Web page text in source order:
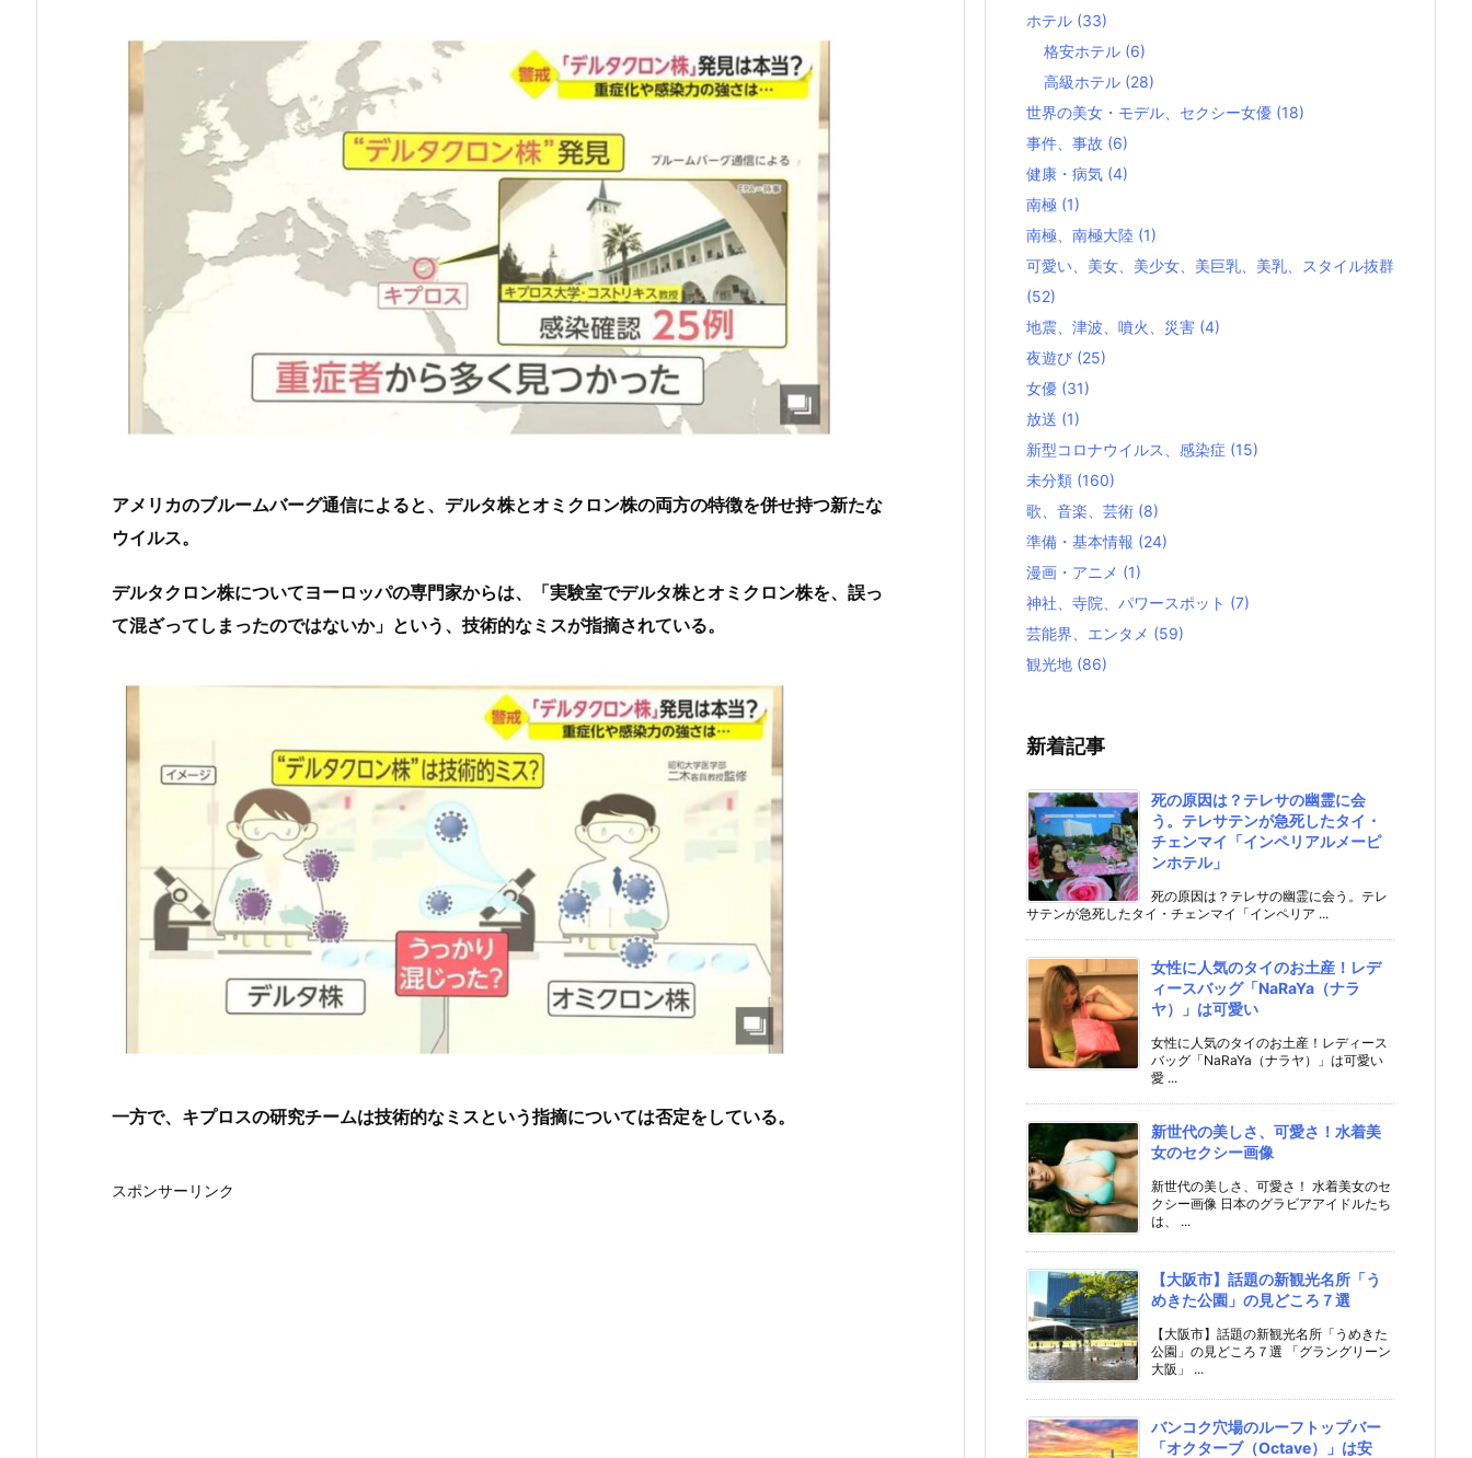
アメリカのブルームバーグ通信によると、デルタ株とオミクロン株の両方の特徴を併せ持つ新たな
ウイルス。
デルタクロン株についてヨーロッパの専門家からは、「実験室でデルタ株とオミクロン株を、誤っ
て混ざってしまったのではないか」という、技術的なミスが指摘されている。
一方で、キプロスの研究チームは技術的なミスという指摘については否定をしている。
スポンサーリンク
ホテル (33)
格安ホテル (6)
高級ホテル (28)
世界の美女・モデル、セクシー女優 (18)
事件、事故 (6)
健康・病気 (4)
南極 (1)
南極、南極大陸 (1)
可愛い、美女、美少女、美巨乳、美乳、スタイル抜群
(52)
地震、津波、噴火、災害 (4)
夜遊び (25)
女優 (31)
放送 (1)
新型コロナウイルス、感染症 (15)
未分類 (160)
歌、音楽、芸術 (8)
準備・基本情報 (24)
漫画・アニメ (1)
神社、寺院、パワースポット (7)
芸能界、エンタメ (59)
観光地 (86)
新着記事
死の原因は？テレサの幽霊に会
う。テレサテンが急死したタイ・
チェンマイ「インペリアルメーピ
ンホテル」
死の原因は？テレサの幽霊に会う。テレ
サテンが急死したタイ・チェンマイ「インペリア ...
女性に人気のタイのお土産！レデ
ィースバッグ「NaRaYa（ナラ
ヤ）」は可愛い
女性に人気のタイのお土産！レディース
バッグ「NaRaYa（ナラヤ）」は可愛い
愛 ...
新世代の美しさ、可愛さ！水着美
女のセクシー画像
新世代の美しさ、可愛さ！ 水着美女のセ
クシー画像 日本のグラビアアイドルたち
は、 ...
【大阪市】話題の新観光名所「う
めきた公園」の見どころ７選
【大阪市】話題の新観光名所「うめきた
公園」の見どころ７選 「グラングリーン
大阪」 ...
バンコク穴場のルーフトップバー
「オクターブ（Octave）」は安